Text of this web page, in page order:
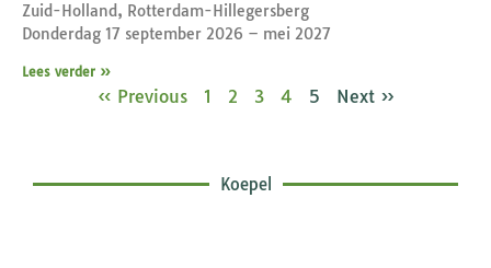
Zuid-Holland, Rotterdam-Hillegersberg
Donderdag 17 september 2026 – mei 2027
Lees verder »
« Previous 1 2 3 4 5 Next »
Koepel